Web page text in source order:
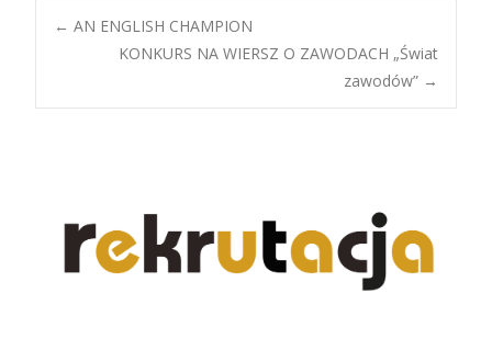
Post
navigation
← AN ENGLISH CHAMPION
KONKURS NA WIERSZ O ZAWODACH „Świat
zawodów” →